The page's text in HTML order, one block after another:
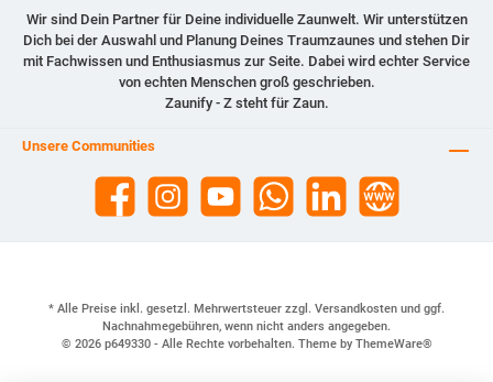
Wir sind Dein Partner für Deine individuelle Zaunwelt. Wir unterstützen
Dich bei der Auswahl und Planung Deines Traumzaunes und stehen Dir
mit Fachwissen und Enthusiasmus zur Seite. Dabei wird echter Service
von echten Menschen groß geschrieben.
Zaunify - Z steht für Zaun.
Unsere Communities
* Alle Preise inkl. gesetzl. Mehrwertsteuer zzgl. Versandkosten und ggf.
Nachnahmegebühren, wenn nicht anders angegeben.
© 2026 p649330 - Alle Rechte vorbehalten. Theme by ThemeWare®